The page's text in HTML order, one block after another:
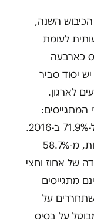
הכיבוש השנה,
לעומת
כארבעה
יסוד סביר
לארגון.
המתגייסים:
מ-75.3% מתגייסים גברים ב-2010 ל-71.9% ב-2016.
הירידה בשיעור המתגייסות חדה פחות, מ-58.7%
של אחוז וחצי
מתגייסים
על
על בסיס